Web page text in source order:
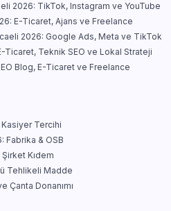
2026: TikTok, Instagram ve YouTube
E-Ticaret, Ajans ve Freelance
2026: Google Ads, Meta ve TikTok
Ticaret, Teknik SEO ve Lokal Strateji
Blog, E-Ticaret ve Freelance
Tercihi
Fabrika & OSB
Kıdem
Tehlikeli Madde
Çanta Donanımı